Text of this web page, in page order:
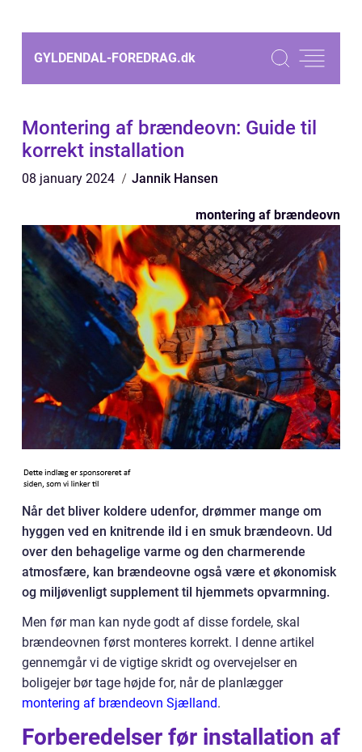
GYLDENDAL-FOREDRAG.dk
Montering af brændeovn: Guide til
korrekt installation
08 january 2024 Jannik Hansen
montering af brændeovn
Når det bliver koldere udenfor, drømmer mange om
hyggen ved en knitrende ild i en smuk brændeovn. Ud
over den behagelige varme og den charmerende
atmosfære, kan brændeovne også være et økonomisk
og miljøvenligt supplement til hjemmets opvarmning.
Men før man kan nyde godt af disse fordele, skal
brændeovnen først monteres korrekt. I denne artikel
gennemgår vi de vigtige skridt og overvejelser en
boligejer bør tage højde for, når de planlægger
montering af brændeovn Sjælland.
Forberedelser før installation af